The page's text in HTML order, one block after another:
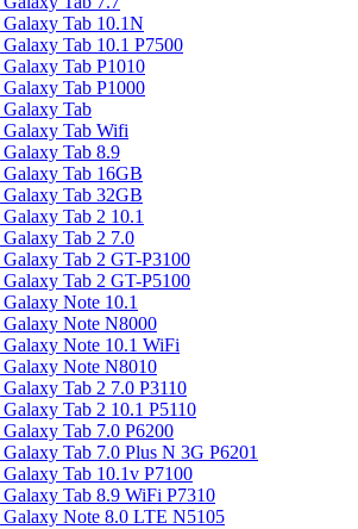
Galaxy Tab 10.1N
Galaxy Tab 10.1 P7500
Galaxy Tab P1010
Galaxy Tab P1000
Galaxy Tab
Galaxy Tab Wifi
Galaxy Tab 8.9
Galaxy Tab 16GB
Galaxy Tab 32GB
Galaxy Tab 2 10.1
Galaxy Tab 2 7.0
Galaxy Tab 2 GT-P3100
Galaxy Tab 2 GT-P5100
Galaxy Note 10.1
Galaxy Note N8000
Galaxy Note 10.1 WiFi
Galaxy Note N8010
Galaxy Tab 2 7.0 P3110
Galaxy Tab 2 10.1 P5110
Galaxy Tab 7.0 P6200
Galaxy Tab 7.0 Plus N 3G P6201
Galaxy Tab 10.1v P7100
Galaxy Tab 8.9 WiFi P7310
Galaxy Note 8.0 LTE N5105